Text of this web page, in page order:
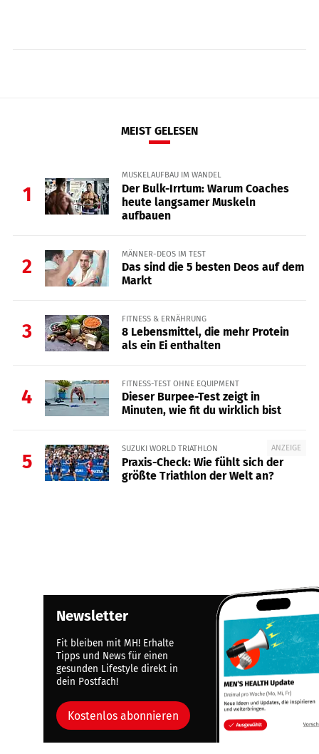
MEIST GELESEN
1
MUSKELAUFBAU IM WANDEL
Der Bulk-Irrtum: Warum Coaches
heute langsamer Muskeln
aufbauen
2
MÄNNER-DEOS IM TEST
Das sind die 5 besten Deos auf dem
Markt
3
FITNESS & ERNÄHRUNG
8 Lebensmittel, die mehr Protein
als ein Ei enthalten
4
FITNESS-TEST OHNE EQUIPMENT
Dieser Burpee-Test zeigt in
Minuten, wie fit du wirklich bist
5
ANZEIGE
SUZUKI WORLD TRIATHLON
Praxis-Check: Wie fühlt sich der
größte Triathlon der Welt an?
Newsletter
Fit bleiben mit MH! Erhalte
Tipps und News für einen
gesunden Lifestyle direkt in
dein Postfach!
Kostenlos abonnieren